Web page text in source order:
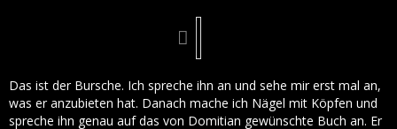
Das ist der Bursche. Ich spreche ihn an und sehe mir erst mal an,
was er anzubieten hat. Danach mache ich Nägel mit Köpfen und
spreche ihn genau auf das von Domitian gewünschte Buch an. Er